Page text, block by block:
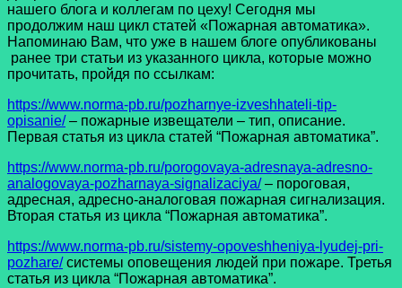
нашего блога и коллегам по цеху! Сегодня мы
продолжим наш цикл статей «Пожарная автоматика».
Напоминаю Вам, что уже в нашем блоге опубликованы
ранее три статьи из указанного цикла, которые можно
прочитать, пройдя по ссылкам:
https://www.norma-pb.ru/pozharnye-izveshhateli-tip-
opisanie/– пожарные извещатели – тип, описание.
Первая статья из цикла статей “Пожарная автоматика”.
https://www.norma-pb.ru/porogovaya-adresnaya-adresno-
analogovaya-pozharnaya-signalizaciya/– пороговая,
адресная, адресно-аналоговая пожарная сигнализация.
Вторая статья из цикла “Пожарная автоматика”.
https://www.norma-pb.ru/sistemy-opoveshheniya-lyudej-pri-
pozhare/системы оповещения людей при пожаре. Третья
статья из цикла “Пожарная автоматика”.